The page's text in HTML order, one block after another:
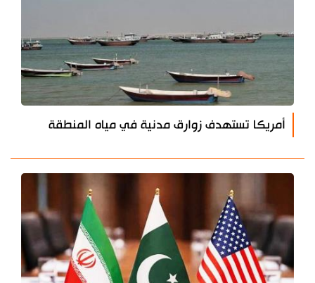
أمريكا تستهدف زوارق مدنية في مياه المنطقة